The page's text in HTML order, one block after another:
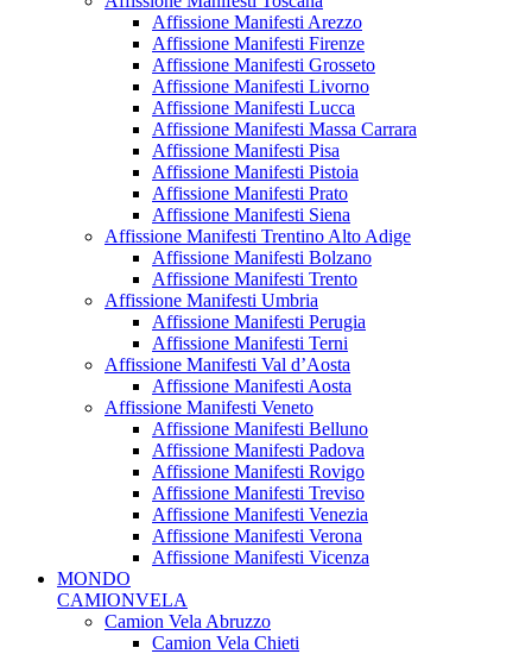
Affissione Manifesti Arezzo
Affissione Manifesti Firenze
Affissione Manifesti Grosseto
Affissione Manifesti Livorno
Affissione Manifesti Lucca
Affissione Manifesti Massa Carrara
Affissione Manifesti Pisa
Affissione Manifesti Pistoia
Affissione Manifesti Prato
Affissione Manifesti Siena
Affissione Manifesti Trentino Alto Adige
Affissione Manifesti Bolzano
Affissione Manifesti Trento
Affissione Manifesti Umbria
Affissione Manifesti Perugia
Affissione Manifesti Terni
Affissione Manifesti Val d’Aosta
Affissione Manifesti Aosta
Affissione Manifesti Veneto
Affissione Manifesti Belluno
Affissione Manifesti Padova
Affissione Manifesti Rovigo
Affissione Manifesti Treviso
Affissione Manifesti Venezia
Affissione Manifesti Verona
Affissione Manifesti Vicenza
MONDO
CAMIONVELA
Camion Vela Abruzzo
Camion Vela Chieti